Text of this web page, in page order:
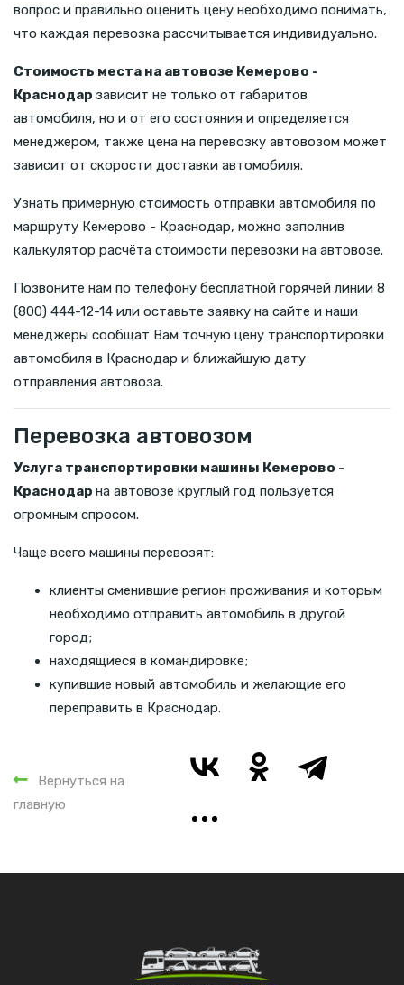
вопрос и правильно оценить цену необходимо понимать,
что каждая перевозка рассчитывается индивидуально.
Стоимость места на автовозе Кемерово -
Краснодар зависит не только от габаритов
автомобиля, но и от его состояния и определяется
менеджером, также цена на перевозку автовозом может
зависит от скорости доставки автомобиля.
Узнать примерную стоимость отправки автомобиля по
маршруту Кемерово - Краснодар, можно заполнив
калькулятор расчёта стоимости перевозки на автовозе.
Позвоните нам по телефону бесплатной горячей линии 8
(800) 444-12-14 или оставьте заявку на сайте и наши
менеджеры сообщат Вам точную цену транспортировки
автомобиля в Краснодар и ближайшую дату
отправления автовоза.
Перевозка автовозом
Услуга транспортировки машины Кемерово -
Краснодар на автовозе круглый год пользуется
огромным спросом.
Чаще всего машины перевозят:
клиенты сменившие регион проживания и которым
необходимо отправить автомобиль в другой
город;
находящиеся в командировке;
купившие новый автомобиль и желающие его
переправить в Краснодар.
Вернуться на
главную